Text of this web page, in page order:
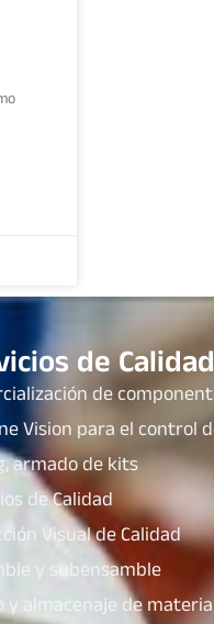
de Calidad
de
Vision para el control
armado de kits
de Calidad
Visual de Calidad
y subensamble
y almacenaje de